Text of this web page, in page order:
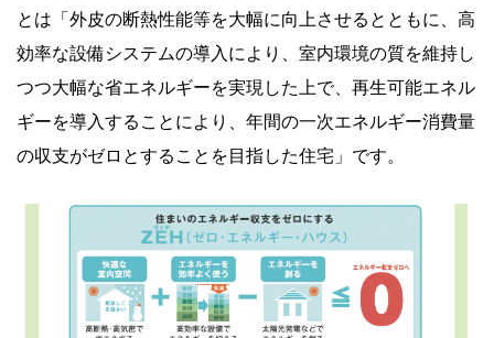
とは「外皮の断熱性能等を大幅に向上させるとともに、高
効率な設備システムの導入により、室内環境の質を維持し
つつ大幅な省エネルギーを実現した上で、再生可能エネル
ギーを導入することにより、年間の一次エネルギー消費量
の収支がゼロとすることを目指した住宅」です。